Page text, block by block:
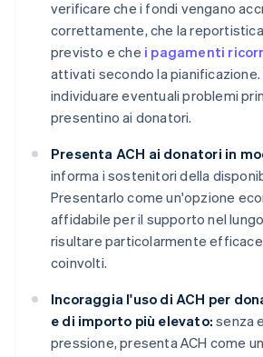
verificare che i fondi vengano
correttamente, che la
previsto e che i pagamenti
attivati secondo la
individuare eventuali problemi
presentino ai donatori.
Presenta ACH ai donatori in
informa i sostenitori della
Presentarlo come un'opzione
affidabile per il supporto nel
risultare particolarmente
coinvolti.
Incoraggia l'uso di ACH per
e di importo più elevato: senza
pressione, presenta ACH come